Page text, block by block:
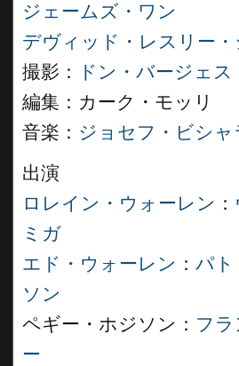
ジェームズ・ワン
デヴィッド・レスリー
撮影：
ドン・バージェス
編集：カーク・モッリ
音楽： ジョセフ・ビシャ
出演
ロレイン・ウォーレン ：
ミガ
エド・ウォーレン ： パト
ソン
ペギー・ホジソン： フ
ー